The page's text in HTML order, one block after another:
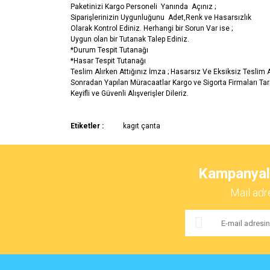
Paketinizi Kargo Personeli Yanında Açınız ;
Siparişlerinizin Uygunluğunu Adet,Renk ve Hasarsızlık
Olarak Kontrol Ediniz. Herhangi bir Sorun Var ise ;
Uygun olan bir Tutanak Talep Ediniz.
*Durum Tespit Tutanağı
*Hasar Tespit Tutanağı
Teslim Alırken Attığınız İmza ; Hasarsız Ve Eksiksiz Teslim
Sonradan Yapılan Müracaatlar Kargo ve Sigorta Firmaları
Keyifli ve Güvenli Alışverişler Dileriz.
Bu ürünün fiyat bilgisi, resim, ürün açıklamalarında ve
Ürün açıklamasında eksik bilgiler bulunuyor.
Etiketler : kagıt çanta
Mail